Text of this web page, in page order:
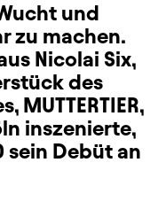
und
zu machen.
Nicolai Six,
des
MUTTERTIER,
inszenierte,
sein Debüt an